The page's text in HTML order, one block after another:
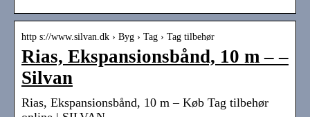
http s://www.silvan.dk › Byg › Tag › Tag tilbehør
Rias, Ekspansionsbånd, 10 m – –
Silvan
Rias, Ekspansionsbånd, 10 m – Køb Tag tilbehør